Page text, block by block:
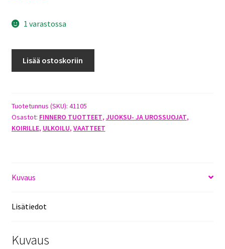
1 varastossa
MUSTA
määrä
Lisää ostoskoriin
Tuotetunnus (SKU): 41105
Osastot: FINNERO TUOTTEET, JUOKSU- JA UROSSUOJAT,
KOIRILLE, ULKOILU, VAATTEET
Kuvaus
Lisätiedot
Kuvaus